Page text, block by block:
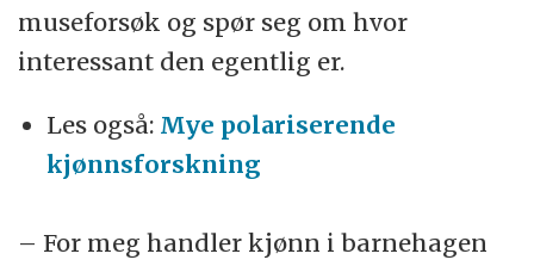
museforsøk og spør seg om hvor
interessant den egentlig er.
Les også: Mye polariserende
kjønnsforskning
– For meg handler kjønn i barnehagen